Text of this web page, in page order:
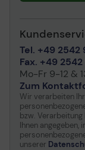
Tel. +49
Fax. +49
Mo-Fr 9-12 &
Zum
Wir verarbeiten
bzw. Verarbeitung
Ihnen angegeben,
unserer